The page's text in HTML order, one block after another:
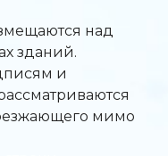
над
зданий.
и
мимо